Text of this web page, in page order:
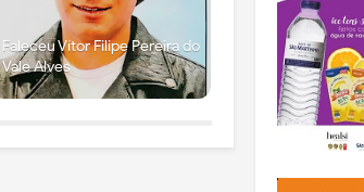
Faleceu Vítor Filipe Pereira do
Vale Alves